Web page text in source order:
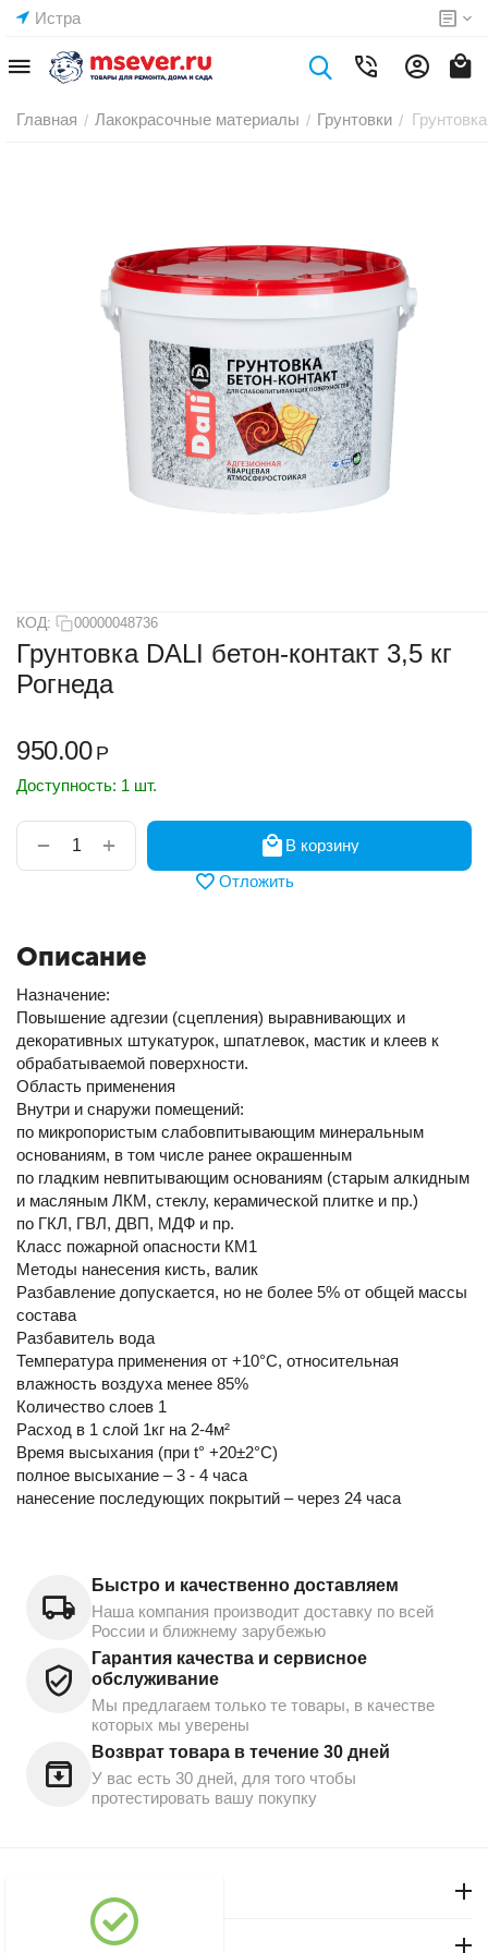
Истра
Главная / Лакокрасочные материалы / Грунтовки /
КОД: 00000048736
Грунтовка DALI бетон-контакт 3,5 кг
Рогнеда
950.00 Р
Доступность: 1 шт.
+
−
В корзину
Отложить
Описание
Назначение:
Повышение адгезии (сцепления) выравнивающих и
декоративных штукатурок, шпатлевок, мастик и клеев к
обрабатываемой поверхности.
Область применения
Внутри и снаружи помещений:
по микропористым слабовпитывающим минеральным
основаниям, в том числе ранее окрашенным
по гладким невпитывающим основаниям (старым алкидным
и масляным ЛКМ, стеклу, керамической плитке и пр.)
по ГКЛ, ГВЛ, ДВП, МДФ и пр.
Класс пожарной опасности КМ1
Методы нанесения кисть, валик
Разбавление допускается, но не более 5% от общей массы
состава
Разбавитель вода
Температура применения от +10°С, относительная
влажность воздуха менее 85%
Количество слоев 1
Расход в 1 слой 1кг на 2-4м²
Время высыхания (при t° +20±2°C)
полное высыхание – 3 - 4 часа
нанесение последующих покрытий – через 24 часа
Быстро и качественно доставляем
Наша компания производит доставку по всей
России и ближнему зарубежью
Гарантия качества и сервисное
обслуживание
Мы предлагаем только те товары, в качестве
которых мы уверены
Возврат товара в течение 30 дней
У вас есть 30 дней, для того чтобы
протестировать вашу покупку
Магазин "Северный"